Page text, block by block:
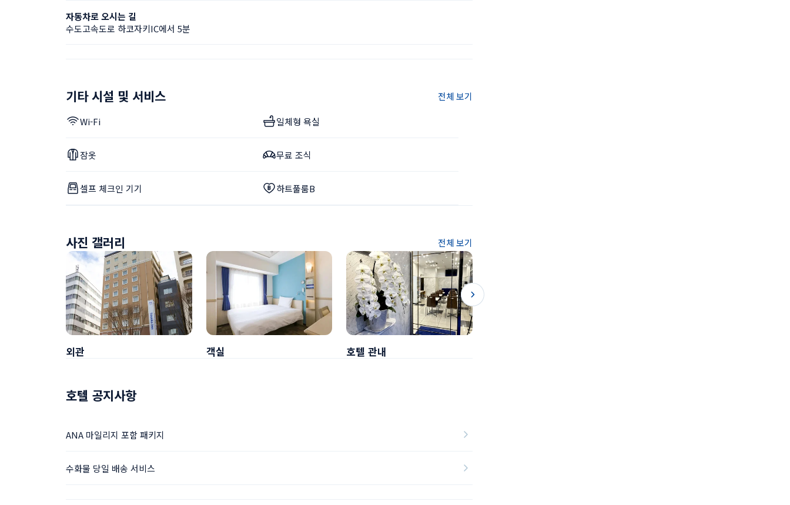
자동차로 오시는 길
수도고속도로 하코자키IC에서 5분
기타 시설 및 서비스 전체 보기
Wi-Fi 일체형 욕실
잠옷 무료 조식
셀프 체크인 기기 하트풀룸B
사진 갤러리 전체 보기
외관 객실 호텔 관내
호텔 공지사항
ANA 마일리지 포함 패키지
수화물 당일 배송 서비스